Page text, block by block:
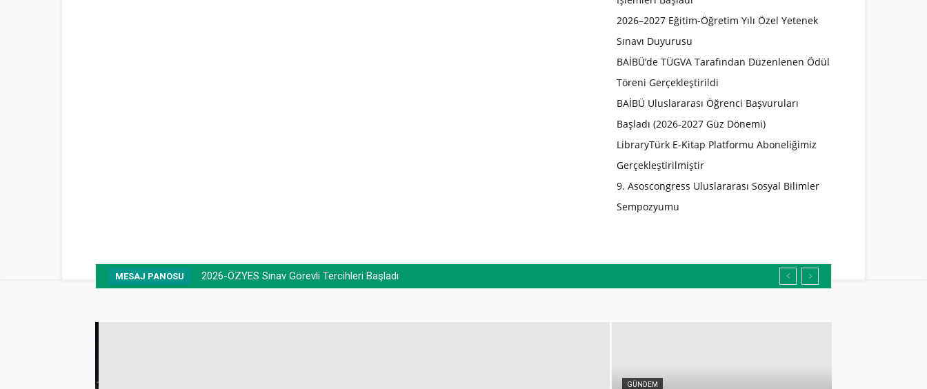
2026–2027 Eğitim-Öğretim Yılı Özel Yetenek
Sınavı Duyurusu
BAİBÜ’de TÜGVA Tarafından Düzenlenen Ödül
Töreni Gerçekleştirildi
BAİBÜ Uluslararası Öğrenci Başvuruları
Başladı (2026-2027 Güz Dönemi)
LibraryTürk E-Kitap Platformu Aboneliğimiz
Gerçekleştirilmiştir
9. Asoscongress Uluslararası Sosyal Bilimler
Sempozyumu
MESAJ PANOSU 2026-ÖZYES Sınav Görevli Tercihleri Başladı
GÜNDEM